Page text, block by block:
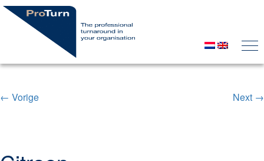
Image navigation
← Vorige Next →